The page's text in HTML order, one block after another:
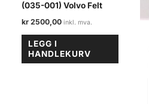
(035-001) Volvo Felt
kr 2500,00
LEGG I
HANDLEKURV